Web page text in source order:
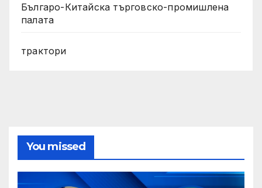
Българо-Китайска търговско-промишлена
палата
трактори
You missed